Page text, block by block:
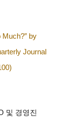
by
Journal
및 경영진